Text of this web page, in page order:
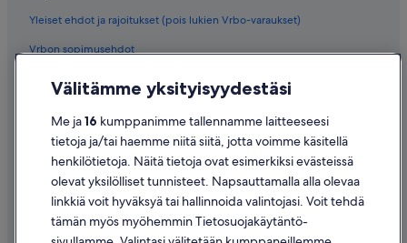
Yleiset ehdot ja rajoitukset (pois lukien Vrbo-varaukset)
Vrbon sopimusehdot
Saavutettavuus
Evästeet
Käyttöehdot
Oikeudelliset tiedot / ota meihin yhteyttä
Sisältövaatimukset ja ilmoituksen tekeminen sisällöstä
Välitämme yksityisyydestäsi
Me ja16 kumppanimme tallennamme laitteeseesi
tietoja ja/tai haemme niitä siitä, jotta voimme käsitellä
henkilötietoja. Näitä tietoja ovat esimerkiksi evästeissä
olevat yksilölliset tunnisteet. Napsauttamalla alla olevaa
linkkiä voit hyväksyä tai hallinnoida valintojasi. Voit tehdä
tämän myös myöhemmin Tietosuojakäytäntö-